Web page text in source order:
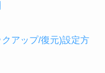
アップ/復元)設定方